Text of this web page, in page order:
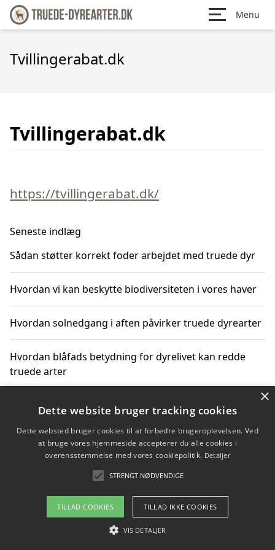
Menu
Tvillingerabat.dk
Tvillingerabat.dk
https://tvillingerabat.dk/
Seneste indlæg
Sådan støtter korrekt foder arbejdet med truede dyr
Hvordan vi kan beskytte biodiversiteten i vores haver
Hvordan solnedgang i aften påvirker truede dyrearter
Hvordan blåfads betydning for dyrelivet kan redde
truede arter
Hvordan kan gaver til unge voksne støtte bevarelsen
Copyright 2026 - Pilanto Aps
Om / kontakt
Blog Betingelser
×
Dette website bruger tracking cookies
Dette websted bruger cookies til at forbedre brugeroplevelsen. Ved
at bruge vores hjemmeside accepterer du alle cookies i
overensstemmelse med vores cookiepolitik. Detaljer
STRENGT NØDVENDIGE
TILLAD COOKIES TILLAD IKKE COOKIES
VIS DETALJER